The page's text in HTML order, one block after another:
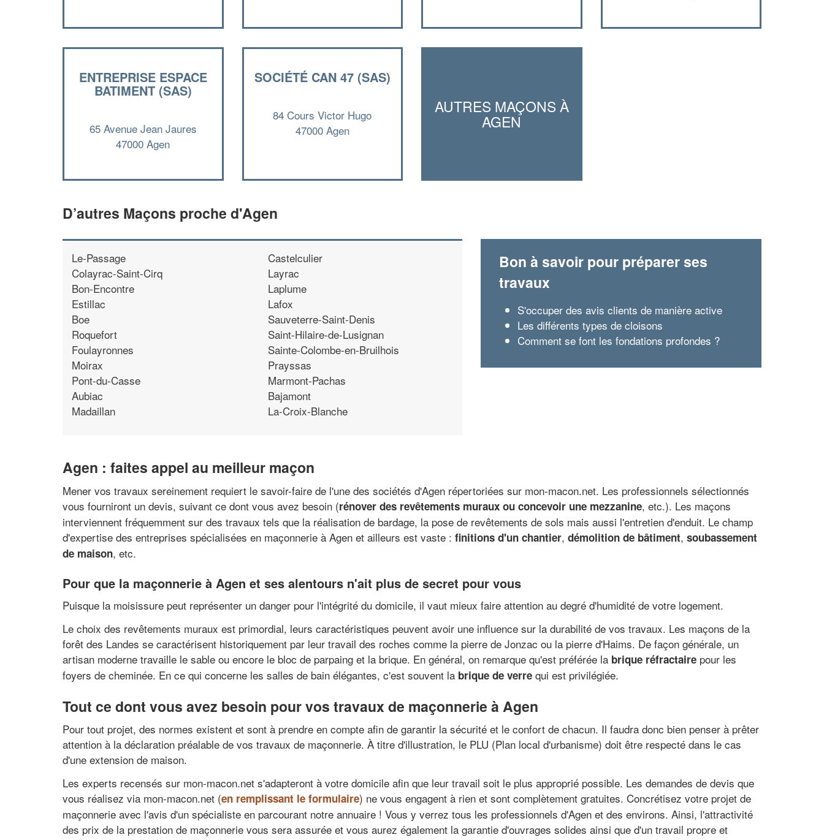
ENTREPRISE ESPACE
BATIMENT (SAS)
65 Avenue Jean Jaures
47000 Agen
SOCIÉTÉ CAN 47 (SAS)
84 Cours Victor Hugo
47000 Agen
AUTRES MAÇONS À
AGEN
D’autres Maçons proche d'Agen
Le-Passage
Colayrac-Saint-Cirq
Bon-Encontre
Estillac
Boe
Roquefort
Foulayronnes
Moirax
Pont-du-Casse
Aubiac
Madaillan
Castelculier
Layrac
Laplume
Lafox
Sauveterre-Saint-Denis
Saint-Hilaire-de-Lusignan
Sainte-Colombe-en-Bruilhois
Prayssas
Marmont-Pachas
Bajamont
La-Croix-Blanche
Bon à savoir pour préparer ses
travaux
S'occuper des avis clients de manière active
Les différents types de cloisons
Comment se font les fondations profondes ?
Agen : faites appel au meilleur maçon
Mener vos travaux sereinement requiert le savoir-faire de l'une des sociétés d'Agen répertoriées sur mon-macon.net. Les professionnels sélectionnés
vous fourniront un devis, suivant ce dont vous avez besoin (rénover des revêtements muraux ou concevoir une mezzanine, etc.). Les maçons
interviennent fréquemment sur des travaux tels que la réalisation de bardage, la pose de revêtements de sols mais aussi l'entretien d'enduit. Le champ
d'expertise des entreprises spécialisées en maçonnerie à Agen et ailleurs est vaste : finitions d'un chantier, démolition de bâtiment, soubassement
de maison, etc.
Pour que la maçonnerie à Agen et ses alentours n'ait plus de secret pour vous
Puisque la moisissure peut représenter un danger pour l'intégrité du domicile, il vaut mieux faire attention au degré d'humidité de votre logement.
Le choix des revêtements muraux est primordial, leurs caractéristiques peuvent avoir une influence sur la durabilité de vos travaux. Les maçons de la
forêt des Landes se caractérisent historiquement par leur travail des roches comme la pierre de Jonzac ou la pierre d'Haims. De façon générale, un
artisan moderne travaille le sable ou encore le bloc de parpaing et la brique. En général, on remarque qu'est préférée la brique réfractaire pour les
foyers de cheminée. En ce qui concerne les salles de bain élégantes, c'est souvent la brique de verre qui est privilégiée.
Tout ce dont vous avez besoin pour vos travaux de maçonnerie à Agen
Pour tout projet, des normes existent et sont à prendre en compte afin de garantir la sécurité et le confort de chacun. Il faudra donc bien penser à prêter
attention à la déclaration préalable de vos travaux de maçonnerie. À titre d'illustration, le PLU (Plan local d'urbanisme) doit être respecté dans le cas
d'une extension de maison.
Les experts recensés sur mon-macon.net s'adapteront à votre domicile afin que leur travail soit le plus approprié possible. Les demandes de devis que
vous réalisez via mon-macon.net (en remplissant le formulaire) ne vous engagent à rien et sont complètement gratuites. Concrétisez votre projet de
maçonnerie avec l'avis d'un spécialiste en parcourant notre annuaire ! Vous y verrez tous les professionnels d'Agen et des environs. Ainsi, l'attractivité
des prix de la prestation de maçonnerie vous sera assurée et vous aurez également la garantie d'ouvrages solides ainsi que d'un travail propre et